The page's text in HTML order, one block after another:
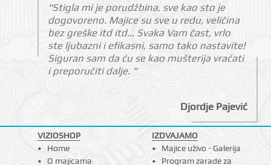
"Stigla mi je porudžbina, sve kao sto je
dogovoreno. Majice su sve u redu, veličina
bez greške itd itd... Svaka Vam čast, vrlo
ste ljubazni i efikasni, samo tako nastavite!
Siguran sam da ću se kao mušterija vraćati
i preporučiti dalje. "
Djordje Pajević
VIZIOSHOP
Home
O majicama
IZDVAJAMO
Majice uživo - Galerija
Program zarade za